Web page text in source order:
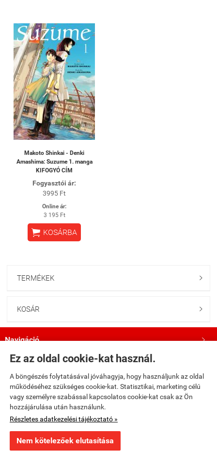
Ez az oldal cookie-kat használ.
A böngészés folytatásával jóváhagyja, hogy használjunk az oldal
működéséhez szükséges cookie-kat. Statisztikai, marketing célú
vagy személyre szabással kapcsolatos cookie-kat csak az Ön
hozzájárulása után használunk.
Részletes adatkezelési tájékoztató »
Nem kötelezőek elutasítása
Makoto Shinkai - Denki
Amashima: Suzume 1. manga
KIFOGYÓ CÍM
Fogyasztói ár:
3995 Ft
Online ár:
3 195 Ft
 KOSÁRBA
TERMÉKEK 
KOSÁR 
Navigáció 
Saját fiók
Bemutatkozás
Kövess minket a Facebookon!